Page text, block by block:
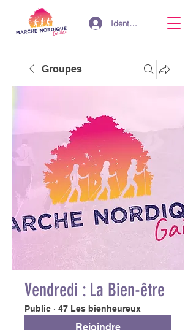
Identifiant
Groupes
Vendredi : La Bien-être
Public · 47 Les bienheureux
Rejoindre